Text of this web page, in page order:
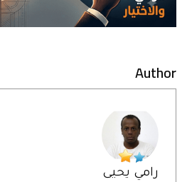
Author
رامي يحيى